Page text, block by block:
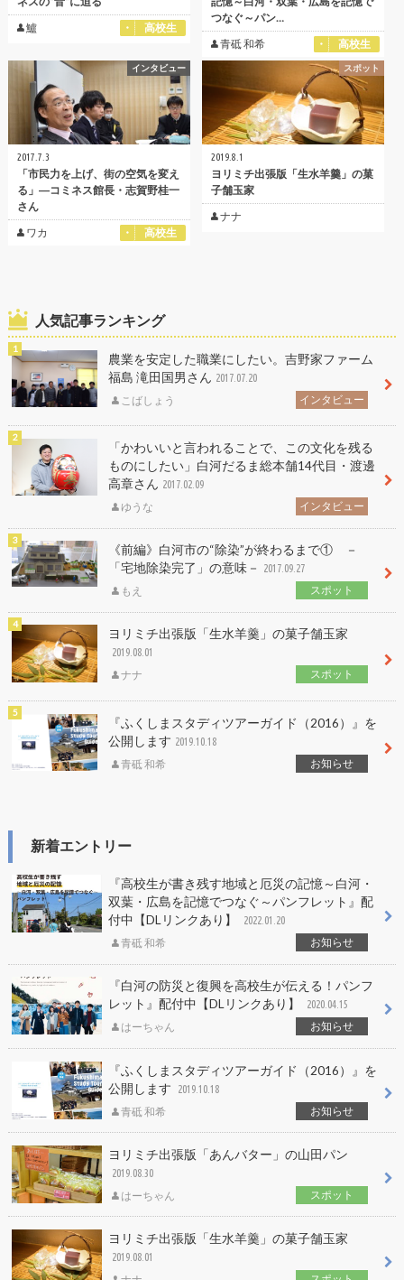
鱸
高校生
つなぐ～パン…
青砥 和希
高校生
インタビュー
2017.7.3
「市民力を上げ、街の空気を変え
る」―コミネス館長・志賀野桂一
さん
ワカ
高校生
スポット
2019.8.1
ヨリミチ出張版「生水羊羹」の菓
子舗玉家
ナナ
人気記事ランキング
農業を安定した職業にしたい。吉野家ファーム
福島 滝田国男さん 2017.07.20
こばしょう インタビュー
「かわいいと言われることで、この文化を残る
ものにしたい」白河だるま総本舗14代目・渡邊
高章さん 2017.02.09
ゆうな インタビュー
《前編》白河市の“除染”が終わるまで① －
「宅地除染完了」の意味－
2017.09.27
もえ スポット
ヨリミチ出張版「生水羊羹」の菓子舗玉家
2019.08.01
ナナ スポット
『ふくしまスタディツアーガイド（2016）』を
公開します 2019.10.18
青砥 和希 お知らせ
新着エントリー
『高校生が書き残す地域と厄災の記憶～白河・
双葉・広島を記憶でつなぐ～パンフレット』配
付中【DLリンクあり】
2022.01.20
青砥 和希 お知らせ
『白河の防災と復興を高校生が伝える！パンフ
レット』配付中【DLリンクあり】
2020.04.15
はーちゃん お知らせ
『ふくしまスタディツアーガイド（2016）』を
公開します
2019.10.18
青砥 和希 お知らせ
ヨリミチ出張版「あんバター」の山田パン
2019.08.30
はーちゃん スポット
ヨリミチ出張版「生水羊羹」の菓子舗玉家
2019.08.01